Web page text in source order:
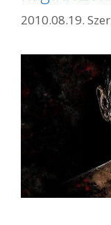
2010.08.19.